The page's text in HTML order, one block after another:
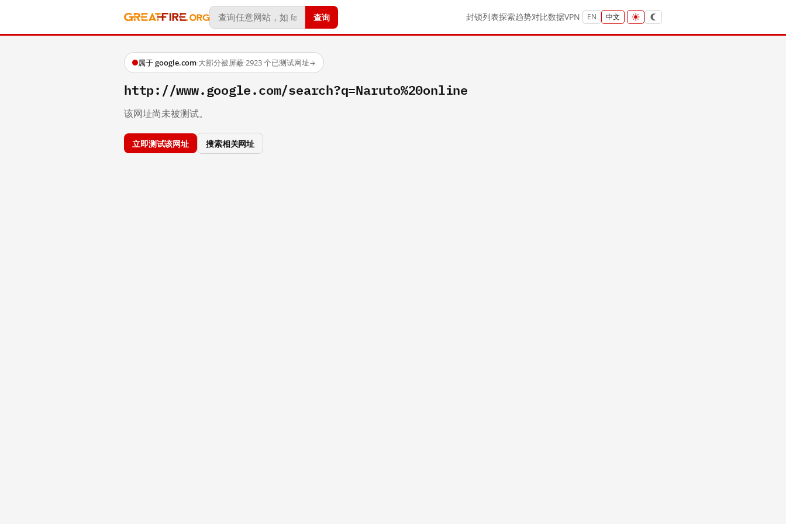
查询 封锁列表探索趋势对比数据VPN EN 中文
属于 google.com·大部分被屏蔽·2923 个已测试网址→
http://www.google.com/search?q=Naruto%20online
该网址尚未被测试。
立即测试该网址 搜索相关网址